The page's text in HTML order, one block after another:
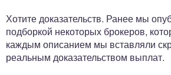
Хотите доказательств. Ранее мы
подборкой некоторых брокеров,
каждым описанием мы вставляли
реальным доказательством выплат.